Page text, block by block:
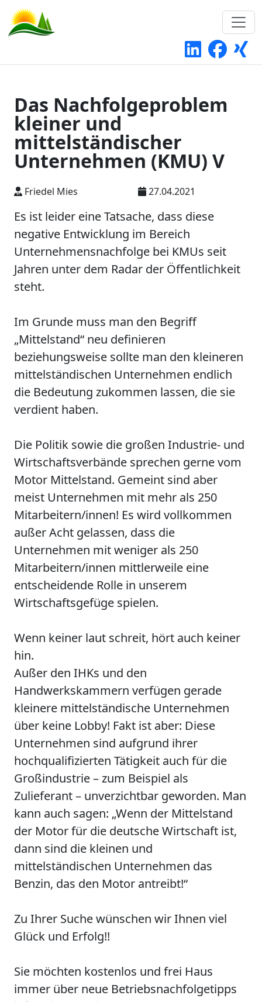
Das Nachfolgeproblem
kleiner und
mittelständischer
Unternehmen (KMU) V
Friedel Mies 27.04.2021
Es ist leider eine Tatsache, dass diese
negative Entwicklung im Bereich
Unternehmensnachfolge bei KMUs seit
Jahren unter dem Radar der Öffentlichkeit
steht.
Im Grunde muss man den Begriff
„Mittelstand“ neu definieren
beziehungsweise sollte man den kleineren
mittelständischen Unternehmen endlich
die Bedeutung zukommen lassen, die sie
verdient haben.
Die Politik sowie die großen Industrie- und
Wirtschaftsverbände sprechen gerne vom
Motor Mittelstand. Gemeint sind aber
meist Unternehmen mit mehr als 250
Mitarbeitern/innen! Es wird vollkommen
außer Acht gelassen, dass die
Unternehmen mit weniger als 250
Mitarbeitern/innen mittlerweile eine
entscheidende Rolle in unserem
Wirtschaftsgefüge spielen.
Wenn keiner laut schreit, hört auch keiner
hin.
Außer den IHKs und den
Handwerkskammern verfügen gerade
kleinere mittelständische Unternehmen
über keine Lobby! Fakt ist aber: Diese
Unternehmen sind aufgrund ihrer
hochqualifizierten Tätigkeit auch für die
Großindustrie – zum Beispiel als
Zulieferant – unverzichtbar geworden. Man
kann auch sagen: „Wenn der Mittelstand
der Motor für die deutsche Wirtschaft ist,
dann sind die kleinen und
mittelständischen Unternehmen das
Benzin, das den Motor antreibt!“
Zu Ihrer Suche wünschen wir Ihnen viel
Glück und Erfolg!!
Sie möchten kostenlos und frei Haus
immer über neue Betriebsnachfolgetipps